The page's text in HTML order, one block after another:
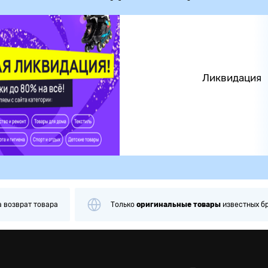
Ликвидация
товарыизвестных брендов Примеркаипроверка